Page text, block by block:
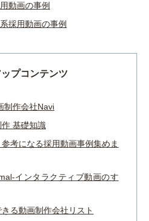
動画の事例
採用動画の事例
プコンテンツ
制作会社Navi
基礎知識
考になる採用動画事例集めま
インタラクティブ動画のす
る動画制作会社リスト